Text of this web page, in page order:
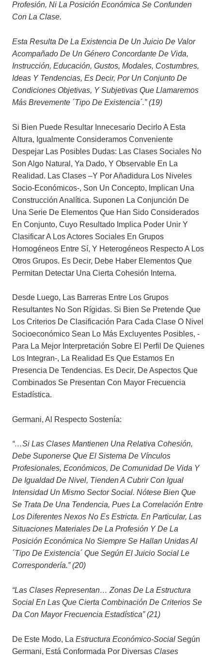
Profesión, Ni La Posición Económica Se Confunden
Con La Clase.
Esta Resulta De La Existencia De Un Juicio De Valor
Acompañado De Un Género Concordante De Vida,
Instrucción, Educación, Gustos, Modales, Costumbres,
Ideas Y Tendencias, Es Decir, Por Un Conjunto De
Condiciones Objetivas, Y Subjetivas Que Llamaremos
Más Brevemente ´tipo De Existencia´.” (19)
Si Bien Puede Resultar Innecesario Decirlo A Esta
Altura, Igualmente Consideramos Conveniente
Despejar Las Posibles Dudas: Las Clases Sociales No
Son Algo Natural, Ya Dado, Y Observable En La
Realidad. Las Clases –y Por Añadidura Los Niveles
Socio-Económicos-, Son Un Concepto, Implican Una
Construcción Analítica. Suponen La Conjunción De
Una Serie De Elementos Que Han Sido Considerados
En Conjunto, Cuyo Resultado Implica Poder Unir Y
Clasificar A Los Actores Sociales En Grupos
Homogéneos Entre Sí, Y Heterogéneos Respecto A Los
Otros Grupos. Es Decir, Debe Haber Elementos Que
Permitan Detectar Una Cierta Cohesión Interna.
Desde Luego, Las Barreras Entre Los Grupos
Resultantes No Son Rígidas. Si Bien Se Pretende Que
Los Criterios De Clasificación Para Cada Clase O Nivel
Socioeconómico Sean Lo Más Excluyentes Posibles, -
Para La Mejor Interpretación Sobre El Perfil De Quienes
Los Integran-, La Realidad Es Que Estamos En
Presencia De Tendencias. Es Decir, De Aspectos Que
Combinados Se Presentan Con Mayor Frecuencia
Estadística.
Germani, Al Respecto Sostenía:
“…si Las Clases Mantienen Una Relativa Cohesión,
Debe Suponerse Que El Sistema De Vínculos
Profesionales, Económicos, De Comunidad De Vida Y
De Igualdad De Nivel, Tienden A Cubrir Con Igual
Intensidad Un Mismo Sector Social. Nótese Bien Que
Se Trata De Una Tendencia, Pues La Correlación Entre
Los Diferentes Nexos No Es Estricta. En Particular, Las
Situaciones Materiales De La Profesión Y De La
Posición Económica No Siempre Se Hallan Unidas Al
´tipo De Existencia´ Que Según El Juicio Social Le
Correspondería.” (20)
“Las Clases Representan… Zonas De La Estructura
Social En Las Que Cierta Combinación De Criterios Se
Da Con Mayor Frecuencia Estadística” (21)
De Este Modo, La Estructura Económico-Social Según
Germani, Está Conformada Por Diversas Clases